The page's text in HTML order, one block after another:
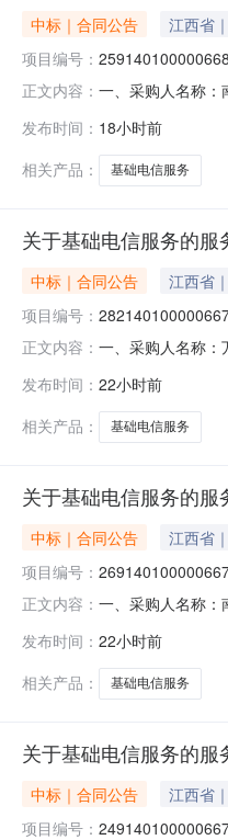
中标｜合同公告 江西省
项目编号：
正文内容： 一、采购人名称：
的基本概况：七
发布时间： 18小时前
相关产品：
基础电信服务
关于基础电信服务的服
中标｜合同公告 江西省
项目编号：
正文内容： 一、采购人名称：
或标的基本概况：
发布时间： 22小时前
相关产品：
基础电信服务
关于基础电信服务的服
中标｜合同公告 江西省
项目编号：
正文内容： 一、采购人名称：
的基本概况：七、
发布时间： 22小时前
相关产品：
基础电信服务
关于基础电信服务的服
中标｜合同公告 江西省
项目编号：